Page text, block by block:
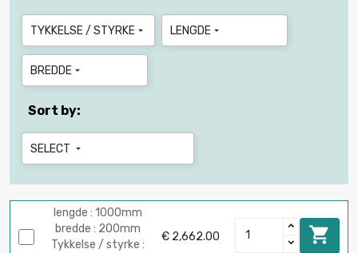
TYKKELSE / STYRKE  LENGDE 
BREDDE 
Sort by:
SELECT 
lengde : 1000mm
bredde : 200mm
Tykkelse / styrke :
€ 2,662.00 